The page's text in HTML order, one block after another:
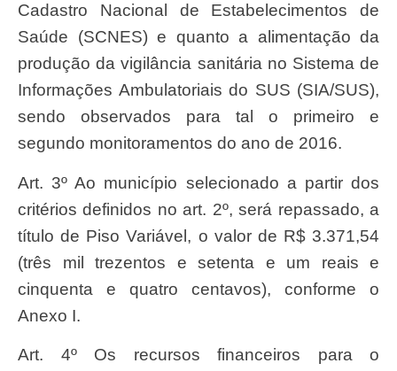
Cadastro Nacional de Estabelecimentos de
Saúde (SCNES) e quanto a alimentação da
produção da vigilância sanitária no Sistema de
Informações Ambulatoriais do SUS (SIA/SUS),
sendo observados para tal o primeiro e
segundo monitoramentos do ano de 2016.
Art. 3º Ao município selecionado a partir dos
critérios definidos no art. 2º, será repassado, a
título de Piso Variável, o valor de R$ 3.371,54
(três mil trezentos e setenta e um reais e
cinquenta e quatro centavos), conforme o
Anexo I.
Art. 4º Os recursos financeiros para o